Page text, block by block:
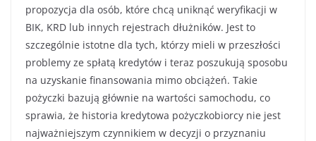
propozycja dla osób, które chcą uniknąć weryfikacji w
BIK, KRD lub innych rejestrach dłużników. Jest to
szczególnie istotne dla tych, którzy mieli w przeszłości
problemy ze spłatą kredytów i teraz poszukują sposobu
na uzyskanie finansowania mimo obciążeń. Takie
pożyczki bazują głównie na wartości samochodu, co
sprawia, że historia kredytowa pożyczkobiorcy nie jest
najważniejszym czynnikiem w decyzji o przyznaniu